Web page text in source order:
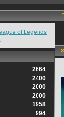
of Legends
2664
2400
2000
2000
1958
994